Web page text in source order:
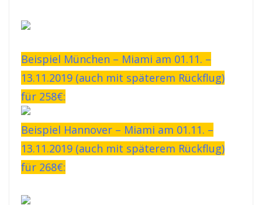
Beispiel München – Miami am 01.11. –
13.11.2019 (auch mit späterem Rückflug)
für 258€:
Beispiel Hannover – Miami am 01.11. –
13.11.2019 (auch mit späterem Rückflug)
für 268€: